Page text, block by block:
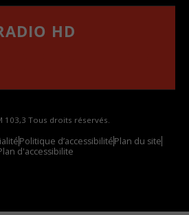
HD
103,3 Tous droits réservés.
Politique d’accessibilitéPlan du site
d'accessibilite